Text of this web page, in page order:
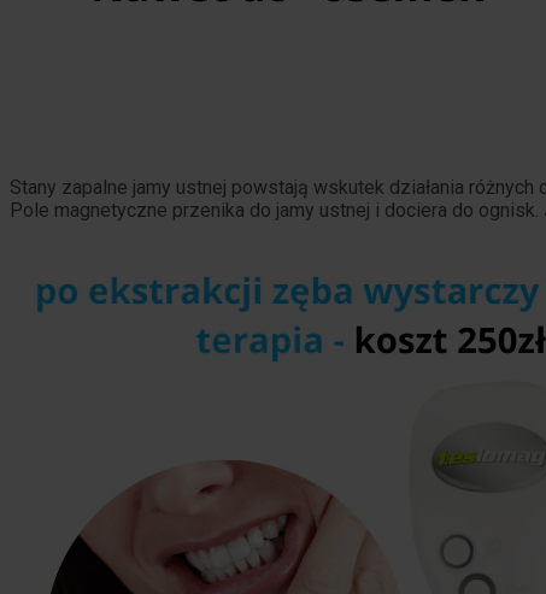
Stany zapalne jamy ustnej powstają wskutek działania
Pole magnetyczne przenika do jamy ustnej i dociera do